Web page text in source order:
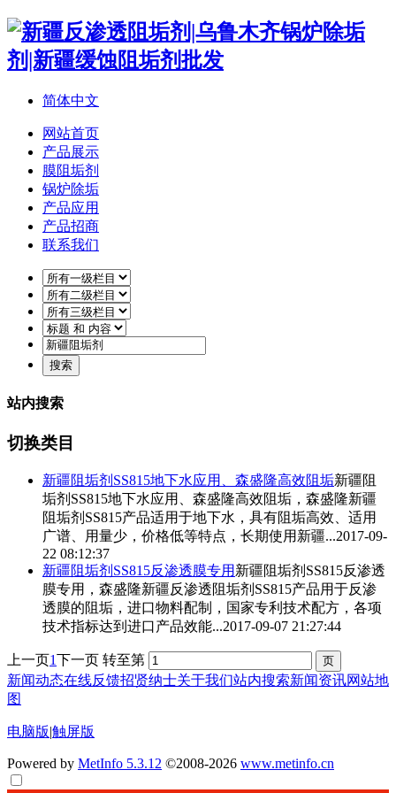
简体中文
网站首页
产品展示
膜阻垢剂
锅炉除垢
产品应用
产品招商
联系我们
站内搜索
切换类目
新疆阻垢剂 SS815地下水应用、森盛隆高效阻垢新疆阻
垢剂 SS815地下水应用、森盛隆高效阻垢，森盛隆新疆
阻垢剂 SS815产品适用于地下水，具有阻垢高效、适用
广谱、用量少，价格低等特点，长期使用新疆...2017-09-
22 08:12:37
新疆阻垢剂 SS815反渗透膜专用 新疆阻垢剂 SS815反渗透
膜专用，森盛隆新疆反渗透阻垢剂SS815产品用于反渗
透膜的阻垢，进口物料配制，国家专利技术配方，各项
技术指标达到进口产品效能...2017-09-07 21:27:44
上一页1下一页 转至第
新闻动态在线反馈招贤纳士关于我们站内搜索新闻资讯网站地
图
电脑版|触屏版
Powered by MetInfo 5.3.12 ©2008-2026 www.metinfo.cn